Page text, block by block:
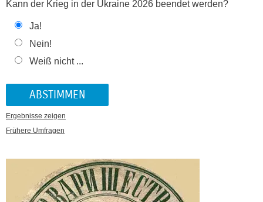
Kann der Krieg in der Ukraine 2026 beendet werden?
Ja!
Nein!
Weiß nicht ...
Ergebnisse zeigen
Frühere Umfragen